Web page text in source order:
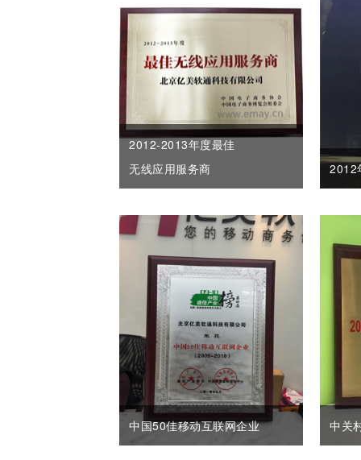
2012-2013年度最佳
无线应用服务商
2012
中国50佳移动互联网企业 中关